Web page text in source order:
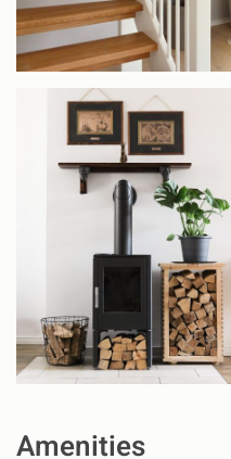
Amenities